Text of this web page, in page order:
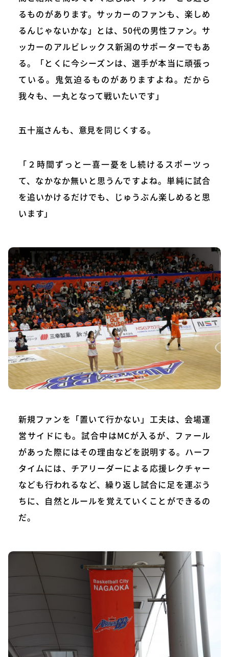
るものがあります。サッカーのファンも、楽しめ
るんじゃないかな」とは、50代の男性ファン。サ
ッカーのアルビレックス新潟のサポーターでもあ
る。「とくに今シーズンは、選手が本当に頑張っ
ている。鬼気迫るものがありますよね。だから
我々も、一丸となって戦いたいです」
五十嵐さんも、意見を同じくする。
「２時間ずっと一喜一憂をし続けるスポーツっ
て、なかなか無いと思うんですよね。単純に試合
を追いかけるだけでも、じゅうぶん楽しめると思
います」
新規ファンを「置いて行かない」工夫は、会場運
営サイドにも。試合中はMCが入るが、ファール
があった際にはその理由などを説明する。ハーフ
タイムには、チアリーダーによる応援レクチャー
なども行われるなど、繰り返し試合に足を運ぶう
ちに、自然とルールを覚えていくことができるの
だ。